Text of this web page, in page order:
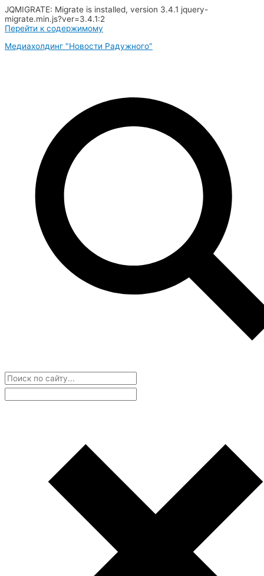
JQMIGRATE: Migrate is installed, version 3.4.1 jquery-
migrate.min.js?ver=3.4.1:2
Перейти к содержимому
Медиахолдинг "Новости Радужного"